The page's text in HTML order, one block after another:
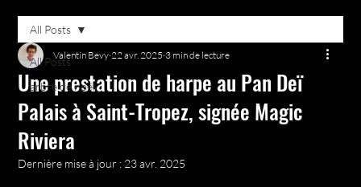
All Posts
arbre de noël
All Posts
Une prestation de harpe au Pan Deï
Palais à Saint-Tropez, signée Magic
Riviera
Valentin Bevy 22 avr. 2025 3 min de lecture
Dernière mise à jour : 23 avr. 2025